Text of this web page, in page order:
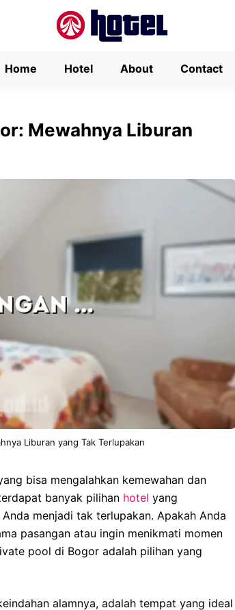
Home Hotel About Contact
Mewahnya Liburan
Liburan yang Tak Terlupakan
bisa mengalahkan kemewahan dan
banyak pilihan hotel yang
menjadi tak terlupakan. Apakah Anda
pasangan atau ingin menikmati momen
pool di Bogor adalah pilihan yang
alamnya, adalah tempat yang ideal